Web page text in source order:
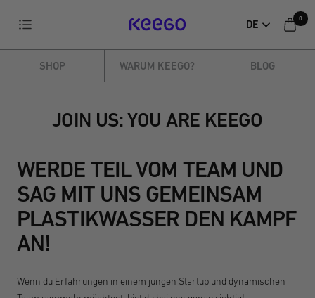
Navigation KEEGO DE
0
SHOP WARUM KEEGO? BLOG
JOIN US: YOU ARE KEEGO
WERDE TEIL VOM TEAM UND
SAG MIT UNS GEMEINSAM
PLASTIKWASSER DEN KAMPF
AN!
Wenn du Erfahrungen in einem jungen Startup und dynamischen